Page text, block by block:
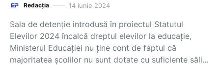
Redacția 14 iunie 2024
Sala de detenție introdusă în proiectul Statutul
Elevilor 2024 încalcă dreptul elevilor la educație,
Ministerul Educației nu ține cont de faptul că
majoritatea școlilor nu sunt dotate cu suficiente săli…